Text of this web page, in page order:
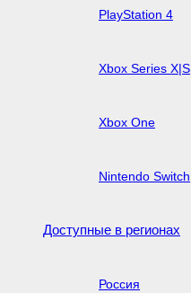
PlayStation 4
Xbox Series X|S
Xbox One
Nintendo Switch
Доступные в регионах
Россия